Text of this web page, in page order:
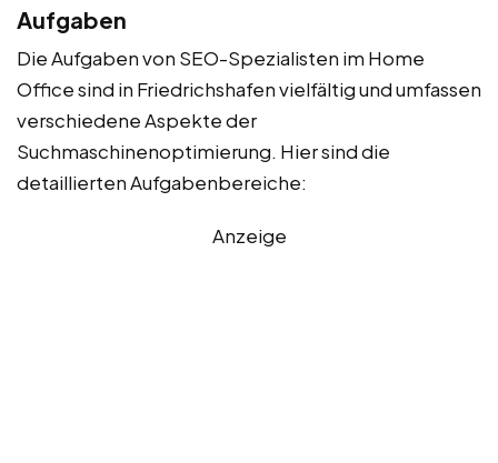
Aufgaben
Die Aufgaben von SEO-Spezialisten im Home
Office sind in Friedrichshafen vielfältig und umfassen
verschiedene Aspekte der
Suchmaschinenoptimierung. Hier sind die
detaillierten Aufgabenbereiche:
Anzeige